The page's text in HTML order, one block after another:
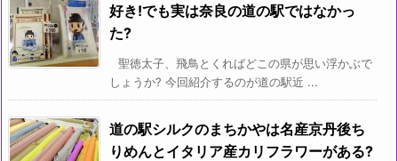
好き!でも実は奈良の道の駅ではなかっ
た?
聖徳太子、飛鳥とくればどこの県が思い浮かぶで
しょうか? 今回紹介するのが道の駅近 ...
道の駅シルクのまちかやは名産京丹後ち
りめんとイタリア産カリフラワーがある?